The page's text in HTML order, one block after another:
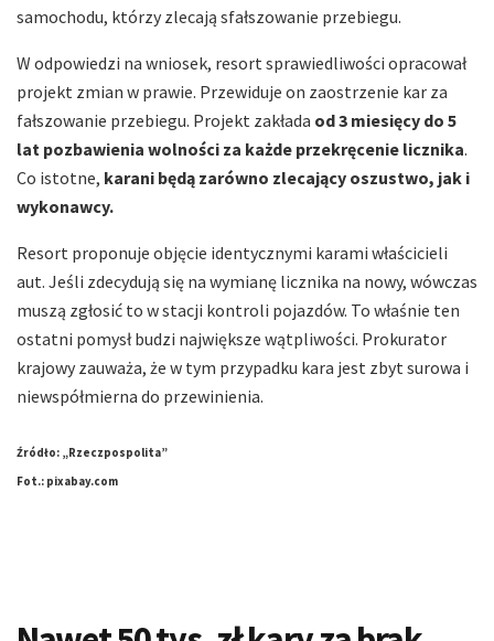
samochodu, którzy zlecają sfałszowanie przebiegu.
W odpowiedzi na wniosek, resort sprawiedliwości opracował
projekt zmian w prawie. Przewiduje on zaostrzenie kar za
fałszowanie przebiegu. Projekt zakłada od 3 miesięcy do 5
lat pozbawienia wolności za każde przekręcenie licznika.
Co istotne, karani będą zarówno zlecający oszustwo, jak i
wykonawcy.
Resort proponuje objęcie identycznymi karami właścicieli
aut. Jeśli zdecydują się na wymianę licznika na nowy, wówczas
muszą zgłosić to w stacji kontroli pojazdów. To właśnie ten
ostatni pomysł budzi największe wątpliwości. Prokurator
krajowy zauważa, że w tym przypadku kara jest zbyt surowa i
niewspółmierna do przewinienia.
Źródło: „Rzeczpospolita”
Fot.: pixabay.com